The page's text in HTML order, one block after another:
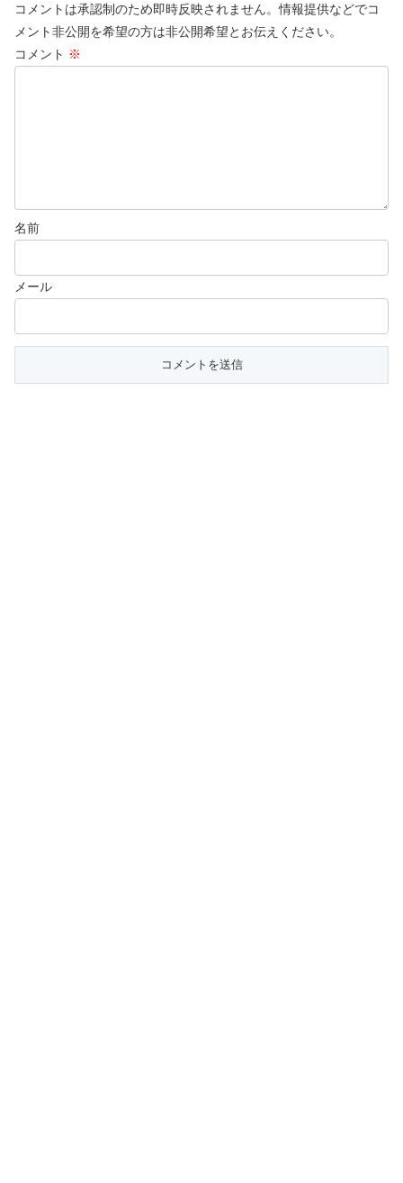
コメントは承認制のため即時反映されません。情報提供などでコ
メント非公開を希望の方は非公開希望とお伝えください。
コメント ※
名前
メール